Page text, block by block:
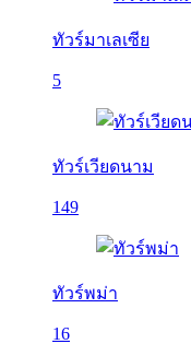
ทัวร์มาเลเซีย
5
ทัวร์เวียดนาม
149
ทัวร์พม่า
16